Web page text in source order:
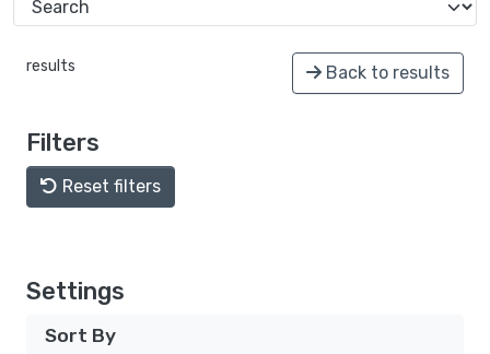
results Back to results
Filters
Reset filters
Settings
Sort By